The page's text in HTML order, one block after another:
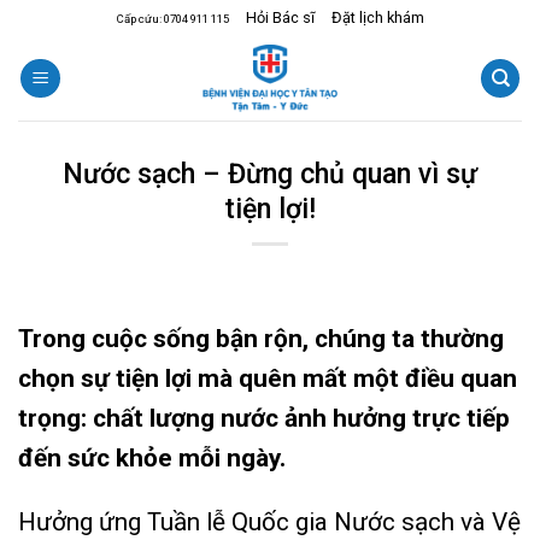
content
Cấp cứu: 0704 911 115 Hỏi Bác sĩ Đặt lịch khám
Nước sạch – Đừng chủ quan vì sự
tiện lợi!
Trong cuộc sống bận rộn, chúng ta thường
chọn sự tiện lợi mà quên mất một điều quan
trọng: chất lượng nước ảnh hưởng trực tiếp
đến sức khỏe mỗi ngày.
Hưởng ứng Tuần lễ Quốc gia Nước sạch và Vệ